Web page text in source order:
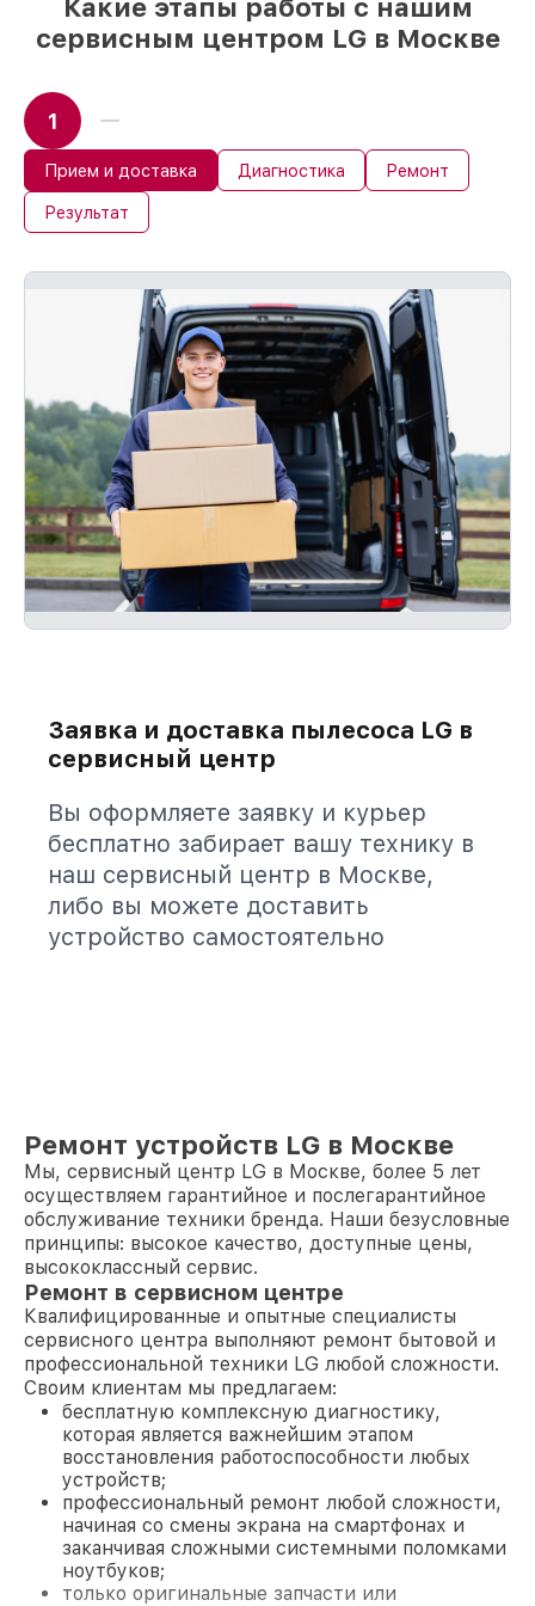
Какие этапы работы с нашим
сервисным центром LG в Москве
1
Прием и доставка Диагностика Ремонт
Результат
Заявка и доставка пылесоса LG в
сервисный центр
Вы оформляете заявку и курьер
бесплатно забирает вашу технику в
наш сервисный центр в Москве,
либо вы можете доставить
устройство самостоятельно
Ремонт устройств LG в Москве
Мы, сервисный центр LG в Москве, более 5 лет
осуществляем гарантийное и послегарантийное
обслуживание техники бренда. Наши безусловные
принципы: высокое качество, доступные цены,
высококлассный сервис.
Ремонт в сервисном центре
Квалифицированные и опытные специалисты
сервисного центра выполняют ремонт бытовой и
профессиональной техники LG любой сложности.
Своим клиентам мы предлагаем:
бесплатную комплексную диагностику,
которая является важнейшим этапом
восстановления работоспособности любых
устройств;
профессиональный ремонт любой сложности,
начиная со смены экрана на смартфонах и
заканчивая сложными системными поломками
ноутбуков;
только оригинальные запчасти или